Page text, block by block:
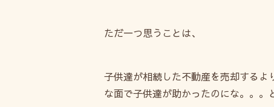
ただ一つ思うことは、
子供達が相続した不動産を売却する
な面で子供達が助かったのにな。。。